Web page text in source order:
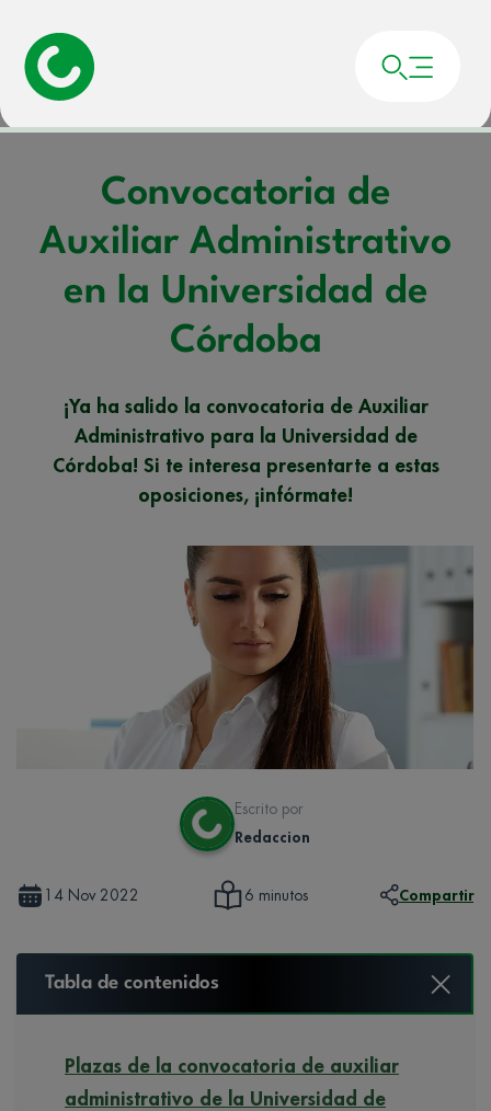
Portada»
Convocatoria de
Auxiliar Administrativo
en la Universidad de
Córdoba
¡Ya ha salido la convocatoria de Auxiliar
Administrativo para la Universidad de
Córdoba! Si te interesa presentarte a estas
oposiciones, ¡infórmate!
Escrito por
Redaccion
14 Nov 2022 6 minutos Compartir
Tabla de contenidos
Plazas de la convocatoria de auxiliar
administrativo de la Universidad de